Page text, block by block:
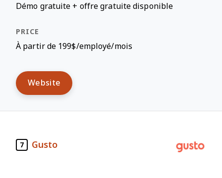
Démo gratuite + offre gratuite disponible
À partir de 199$/employé/mois
Website
7 Gusto